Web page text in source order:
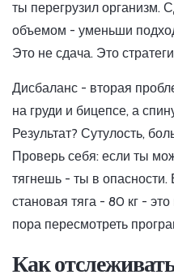
ты перегрузил организм.
объемом - уменьши
Это не сдача. Это
Дисбаланс - вторая
на груди и бицепсе, а
Результат? Сутулость,
Проверь себя: если ты
тягнешь - ты в
становая тяга - 80 кг -
пора пересмотреть
Как